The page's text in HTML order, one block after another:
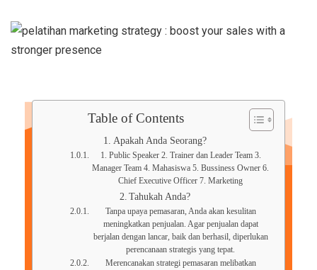
Table of Contents
Apakah Anda Seorang?
1. Public Speaker 2. Trainer dan Leader Team 3.
Manager Team 4. Mahasiswa 5. Bussiness Owner 6.
Chief Executive Officer 7. Marketing
Tahukah Anda?
Tanpa upaya pemasaran, Anda akan kesulitan
meningkatkan penjualan. Agar penjualan dapat
berjalan dengan lancar, baik dan berhasil, diperlukan
perencanaan strategis yang tepat.
Merencanakan strategi pemasaran melibatkan